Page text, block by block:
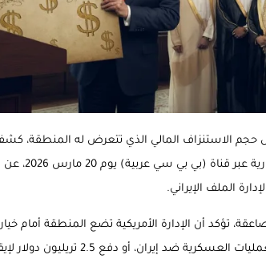
الاستنزاف المالي الذي تتعرض له المنطقة،
الجهوري في
الملف الإيراني.
ضد إيران، أو دفع 2.5 تريليون دولار لإيقافها.